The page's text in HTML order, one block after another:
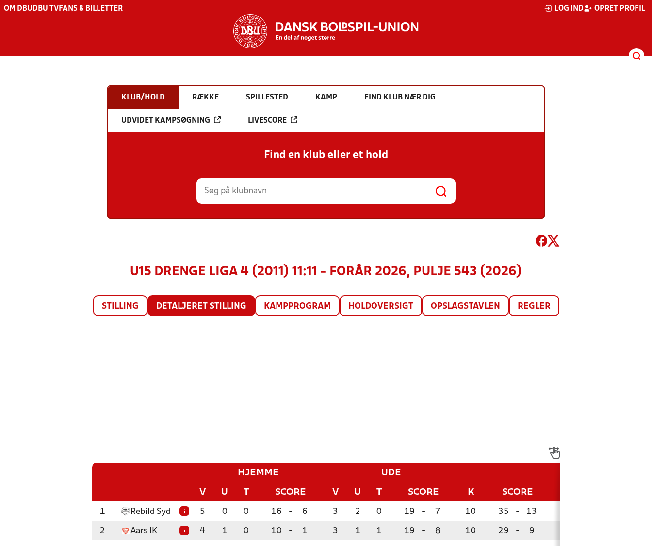
OM DBU DBU TV FANS & BILLETTER LOG IND OPRET PROFIL
KLUB/HOLD RÆKKE SPILLESTED KAMP FIND KLUB NÆR DIG
UDVIDET KAMPSØGNING LIVESCORE
Find en klub eller et hold
U15 DRENGE LIGA 4 (2011) 11:11 - FORÅR 2026, PULJE 543 (2026)
STILLING DETALJERET STILLING KAMPPROGRAM HOLDOVERSIGT OPSLAGSTAVLEN REGLER
HJEMME UDE
V U T SCORE V U T SCORE K SCORE
1 Rebild Syd i 5 0 0 16 - 6 3 2 0 19 - 7 10 35 - 13
2 Aars IK i 4 1 0 10 - 1 3 1 1 19 - 8 10 29 - 9